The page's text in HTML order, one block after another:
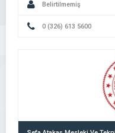
Belirtilmemiş
0 (326) 613 5600